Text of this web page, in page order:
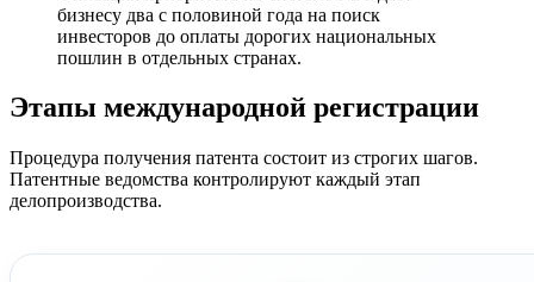
бизнесу два с половиной года на поиск
инвесторов до оплаты дорогих национальных
пошлин в отдельных странах.
Этапы международной регистрации
Процедура получения патента состоит из строгих шагов.
Патентные ведомства контролируют каждый этап
делопроизводства.